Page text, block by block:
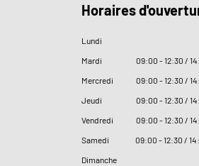
Horaires
Lundi
Mardi
09:00 - 12:30 / 14:
Mercredi
09:00 - 12:30 / 14:
Jeudi
09:00 - 12:30 / 14:
Vendredi
09:00 - 12:30 / 14:
Samedi
09:00 - 12:30 / 14:
Dimanche